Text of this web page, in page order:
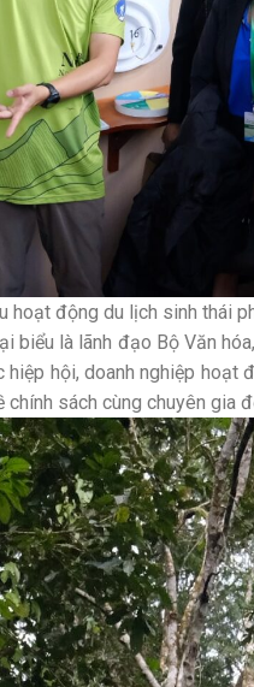
động du lịch sinh thái
là lãnh đạo Bộ Văn
hiệp hội, doanh nghiệp
sách cùng chuyên gia